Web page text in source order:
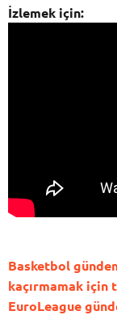
İzlemek için:
Basketbol
kaçırmamak için
EuroLeague